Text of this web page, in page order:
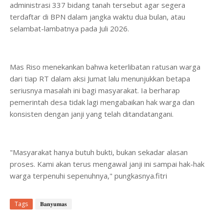
administrasi 337 bidang tanah tersebut agar segera
terdaftar di BPN dalam jangka waktu dua bulan, atau
selambat-lambatnya pada Juli 2026.
Mas Riso menekankan bahwa keterlibatan ratusan warga
dari tiap RT dalam aksi Jumat lalu menunjukkan betapa
seriusnya masalah ini bagi masyarakat. Ia berharap
pemerintah desa tidak lagi mengabaikan hak warga dan
konsisten dengan janji yang telah ditandatangani.
"Masyarakat hanya butuh bukti, bukan sekadar alasan
proses. Kami akan terus mengawal janji ini sampai hak-hak
warga terpenuhi sepenuhnya," pungkasnya.fitri
Tags 𝐁𝐚𝐧𝐲𝐮𝐦𝐚𝐬